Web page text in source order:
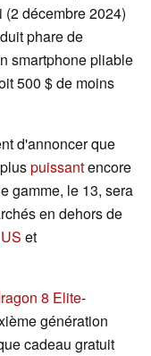
(2 décembre 2024)
phare de
smartphone pliable
500 $ de moins
d'annoncer que
puissantencore
gamme, le 13, sera
en dehors de
US et
8 Elite-
génération
cadeau gratuit